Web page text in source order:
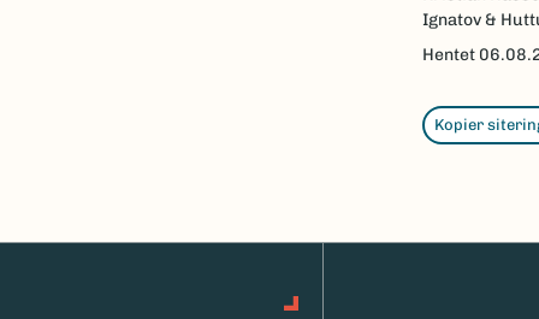
Ignatov &
Hentet
Kopier